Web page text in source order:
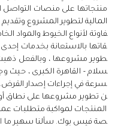
لكروشيه الذي أتقنت عمله
منتجاتها على منصات التواصل
المالية لتطوير المشروع
فاوتة لأنواع الخيوط والمواد
قاتها بالاستعانة بخدمات
طوير مشروعها ، وبالفعل ذهبت
سلام - القاهرة الكبرى ، حيث
سرعة في إجراءات إصدار
ن تطوير مشروعها على نطاق
المنتجات لمواكبة متطلبات